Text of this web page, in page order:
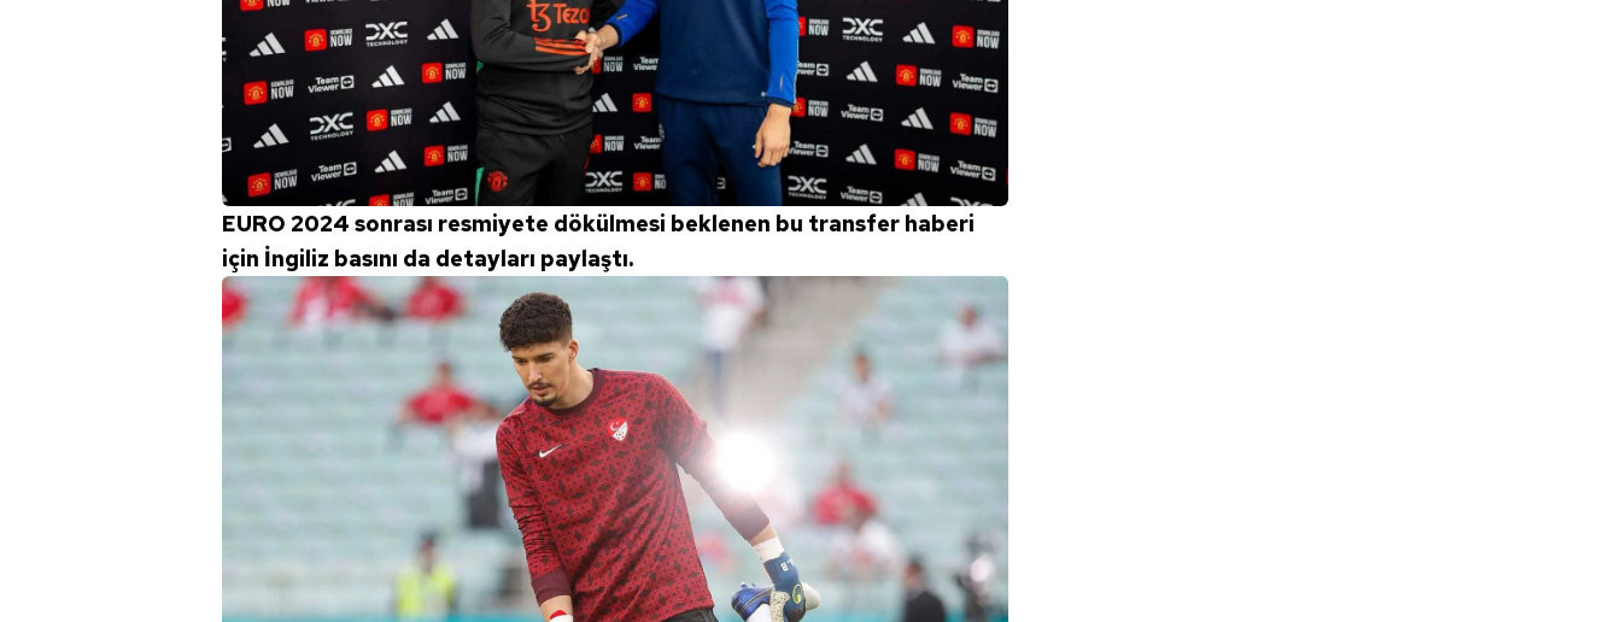
EURO 2024 sonrası resmiyete dökülmesi beklenen bu transfer haberi
için İngiliz basını da detayları paylaştı.